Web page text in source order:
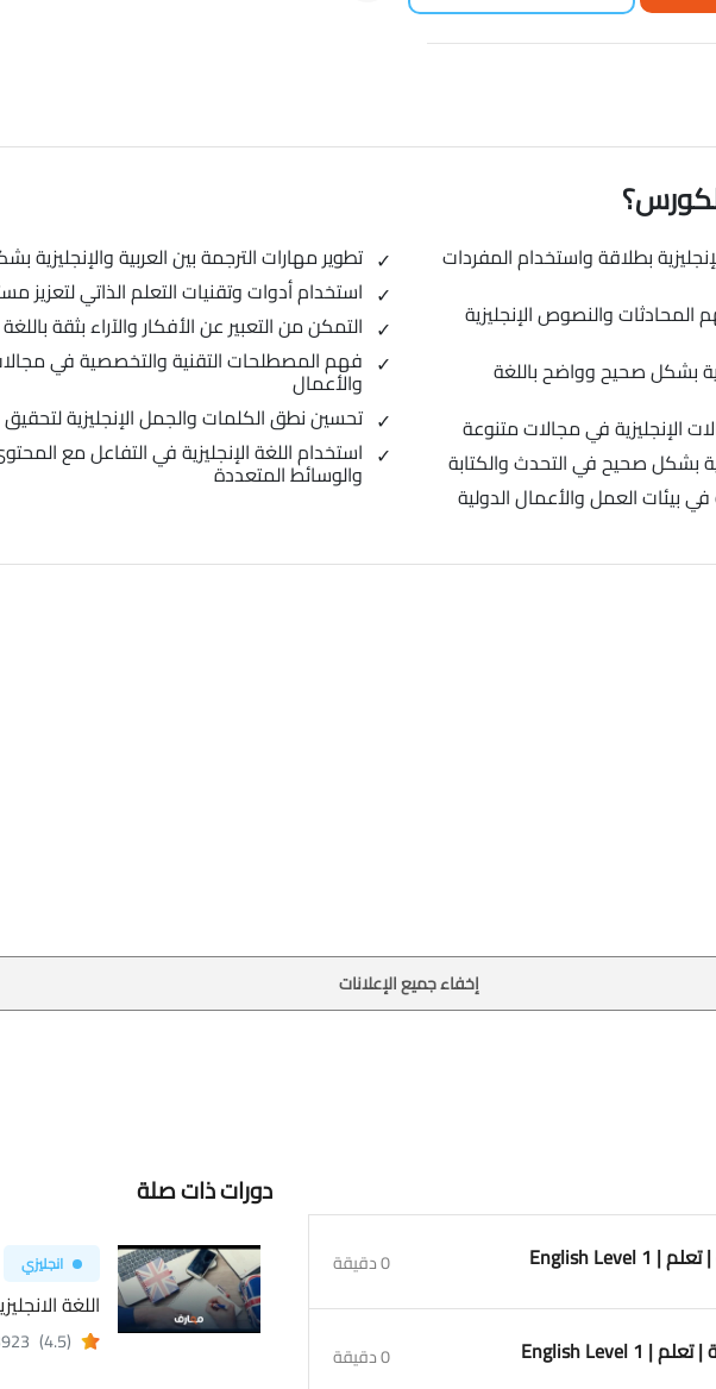
بطلاقة واستخدام المفردات
والنصوص الإنجليزية
بشكل صحيح وواضح باللغة
الإنجليزية في مجالات متنوعة
بشكل صحيح في التحدث والكتابة
في بيئات العمل والأعمال الدولية
تطوير مهارات الترجمة بين العربية
استخدام أدوات وتقنيات التعلم الذاتي لتعزيز
التمكن من التعبير عن الأفكار والآراء بثقة باللغة
فهم المصطلحات التقنية والتخصصية في
والأعمال
تحسين نطق الكلمات والجمل الإنجليزية
استخدام اللغة الإنجليزية في التفاعل مع
والوسائط المتعددة
إخفاء جميع الإعلانات
0 دقيقة
0 دقيقة
دورات ذات صلة
انجليزي
اللغة
(4.5)
3923